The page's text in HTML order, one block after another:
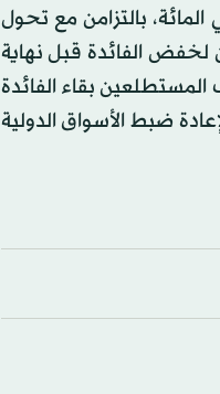
أعلى مستوى له في 15 شهراً، متجاوزاً عتبة 4.10 في المائة، بالتزامن مع تحول
لخفض الفائدة قبل نهاية
نصف المستطلعين بقاء الفائدة
ضبط الأسواق الدولية